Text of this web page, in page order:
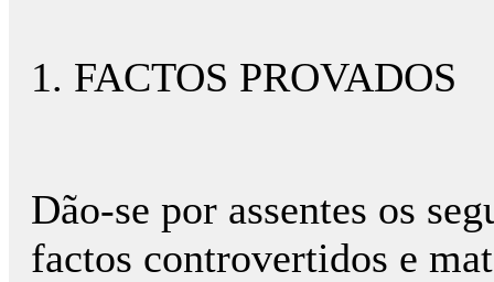
1. FACTOS PROVADOS
Dão-se por assentes os
factos controvertidos e